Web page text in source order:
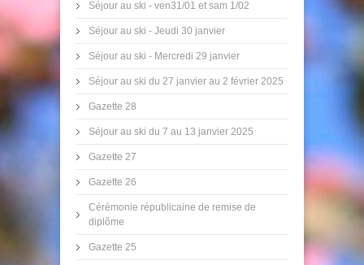
Séjour au ski - ven31/01 et sam 1/02
Séjour au ski - Jeudi 30 janvier
Séjour au ski - Mercredi 29 janvier
Séjour au ski du 27 janvier au 2 février 2025
Gazette 28
Séjour au ski du 7 au 13 janvier 2025
Gazette 27
Gazette 26
Cérémonie républicaine de remise de
diplôme
Gazette 25